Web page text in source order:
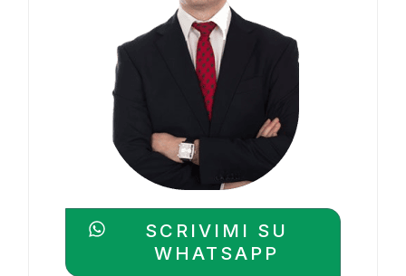
SCRIVIMI SU
WHATSAPP